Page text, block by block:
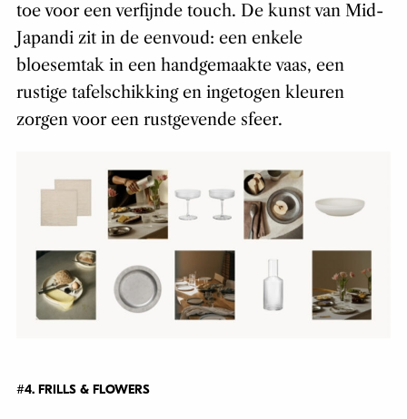
toe voor een verfijnde touch. De kunst van Mid-
Japandi zit in de eenvoud: een enkele
bloesemtak in een handgemaakte vaas, een
rustige tafelschikking en ingetogen kleuren
zorgen voor een rustgevende sfeer.
#4. FRILLS & FLOWERS